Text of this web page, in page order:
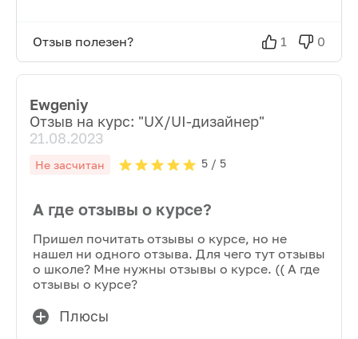
Отзыв полезен? 1 0
Ewgeniy
Отзыв на курс: "UX/UI-дизайнер"
21.08.2023
Не засчитан 5/ 5
А где отзывы о курсе?
Пришел почитать отзывы о курсе, но не
нашел ни одного отзыва. Для чего тут отзывы
о школе? Мне нужны отзывы о курсе. (( А где
отзывы о курсе?
Плюсы